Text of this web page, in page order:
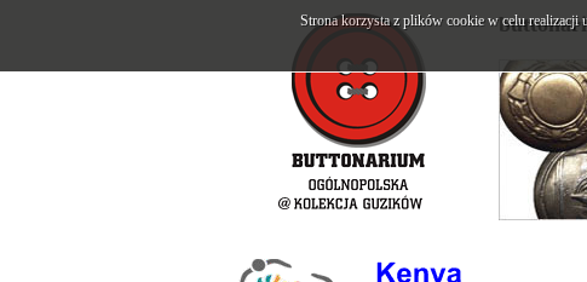
Strona korzysta z plików cookie w celu realizacji